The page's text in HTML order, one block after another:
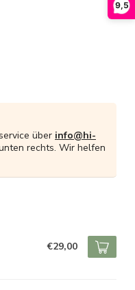
9,5
über info@hi-
rechts. Wir helfen
€29,00